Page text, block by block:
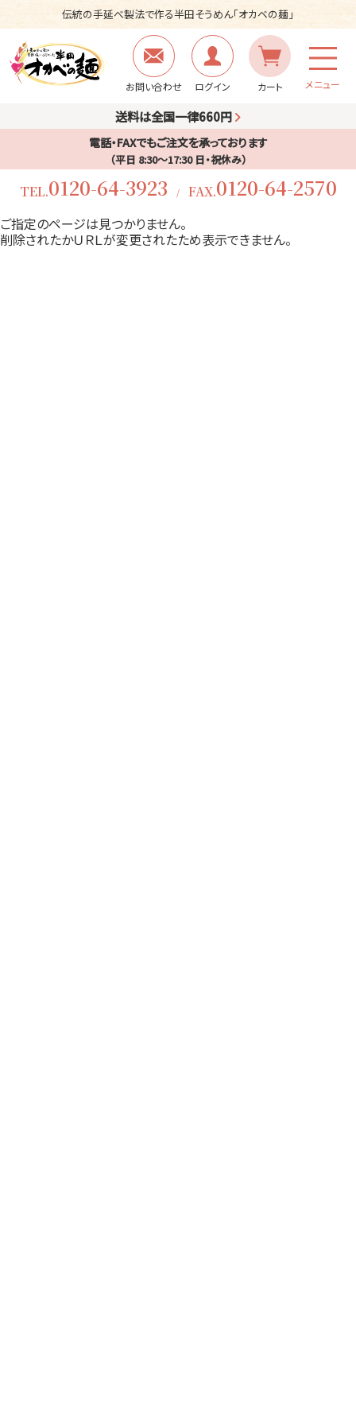
伝統の手延べ製法で作る半田そうめん「オカベの麺」
お問い合わせ ログイン カート メニュー
送料は全国一律660円
電話・FAXでもご注文を承っております
（平日 8:30〜17:30 日・祝休み）
TEL.0120-64-3923 / FAX.0120-64-2570
ご指定のページは見つかりません。
削除されたかＵＲＬが変更されたため表示できません。